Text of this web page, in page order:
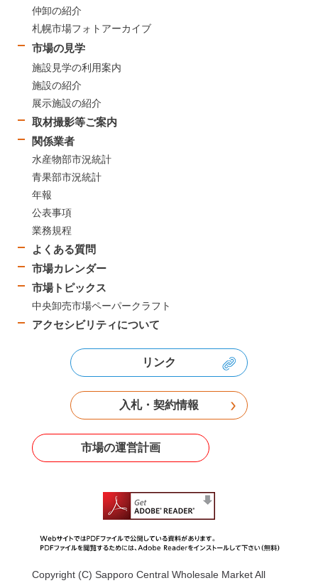
仲卸の紹介
札幌市場フォトアーカイブ
市場の見学
施設見学の利用案内
施設の紹介
展示施設の紹介
取材撮影等ご案内
関係業者
水産物部市況統計
青果部市況統計
年報
公表事項
業務規程
よくある質問
市場カレンダー
市場トピックス
中央卸売市場ペーパークラフト
アクセシビリティについて
リンク
入札・契約情報
市場の運営計画
Copyright (C) Sapporo Central Wholesale Market All